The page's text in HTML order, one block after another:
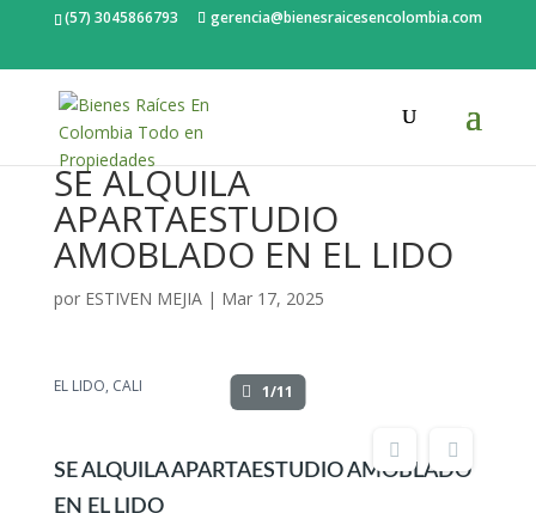
(57) 3045866793 gerencia@bienesraicesencolombia.com
SE ALQUILA
APARTAESTUDIO
AMOBLADO EN EL LIDO
por ESTIVEN MEJIA| Mar 17, 2025
EL LIDO, CALI 1/11
SE ALQUILA APARTAESTUDIO AMOBLADO
EN EL LIDO